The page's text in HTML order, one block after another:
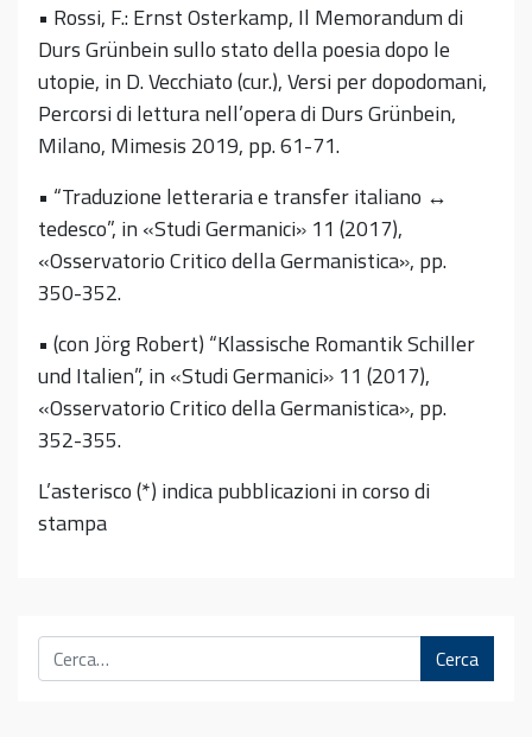
• Rossi, F.: Ernst Osterkamp, Il Memorandum di
Durs Grünbein sullo stato della poesia dopo le
utopie, in D. Vecchiato (cur.), Versi per dopodomani,
Percorsi di lettura nell’opera di Durs Grünbein,
Milano, Mimesis 2019, pp. 61-71.
• “Traduzione letteraria e transfer italiano ↔
tedesco”, in «Studi Germanici» 11 (2017),
«Osservatorio Critico della Germanistica», pp.
350-352.
• (con Jörg Robert) “Klassische Romantik Schiller
und Italien”, in «Studi Germanici» 11 (2017),
«Osservatorio Critico della Germanistica», pp.
352-355.
L’asterisco (*) indica pubblicazioni in corso di
stampa
Cerca